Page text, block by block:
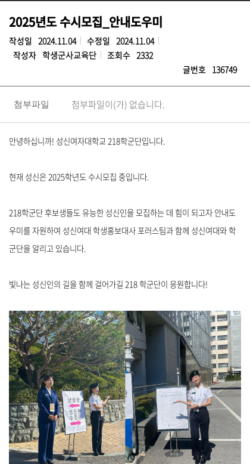
2025년도 수시모집_안내도우미
작성일 2024.11.04 수정일 2024.11.04
작성자 학생군사교육단 조회수 2332
글번호 136749
첨부파일 첨부파일이(가) 없습니다.
안녕하십니까! 성신여자대학교 218학군단입니다.
현재 성신은 2025학년도 수시모집 중입니다.
218학군단 후보생들도 유능한 성신인을 모집하는 데 힘이 되고자 안내도
우미를 자원하여 성신여대 학생홍보대사 포러스팀과 함께 성신여대와 학
군단을 알리고 있습니다.
빛나는 성신인의 길을 함께 걸어가길 218 학군단이 응원합니다!